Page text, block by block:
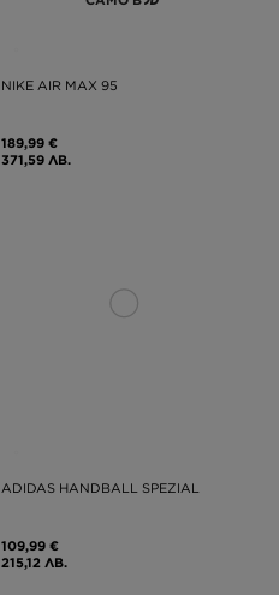
NIKE AIR MAX 95
189,99 €
371,59 ЛВ.
ADIDAS HANDBALL SPEZIAL
109,99 €
215,12 ЛВ.